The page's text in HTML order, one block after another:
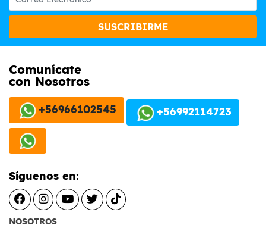
SUSCRIBIRME
Comunícate
con Nosotros
+56966102545 +56992114723
Síguenos en:
NOSOTROS